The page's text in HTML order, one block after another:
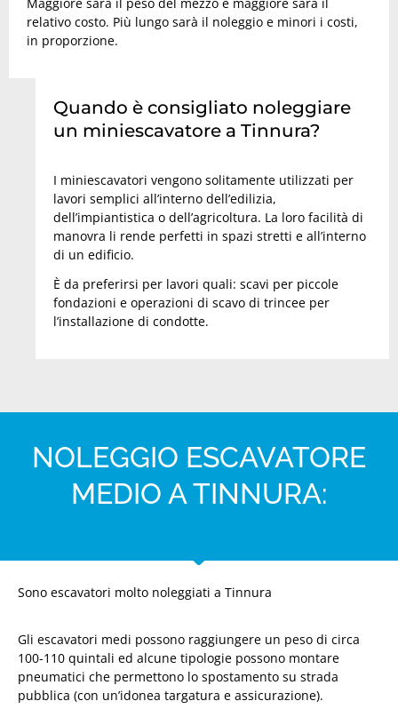
Maggiore sarà il peso del mezzo e maggiore sarà il
relativo costo. Più lungo sarà il noleggio e minori i costi,
in proporzione.
Quando è consigliato noleggiare
un miniescavatore a Tinnura?
I miniescavatori vengono solitamente utilizzati per
lavori semplici all’interno dell’edilizia,
dell’impiantistica o dell’agricoltura. La loro facilità di
manovra li rende perfetti in spazi stretti e all’interno
di un edificio.
È da preferirsi per lavori quali: scavi per piccole
fondazioni e operazioni di scavo di trincee per
l’installazione di condotte.
NOLEGGIO ESCAVATORE
MEDIO A TINNURA:
Sono escavatori molto noleggiati a Tinnura
Gli escavatori medi possono raggiungere un peso di circa
100-110 quintali ed alcune tipologie possono montare
pneumatici che permettono lo spostamento su strada
pubblica (con un’idonea targatura e assicurazione).